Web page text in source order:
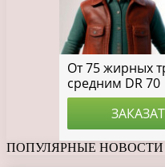
ПОПУЛЯРНЫЕ НОВОСТИ